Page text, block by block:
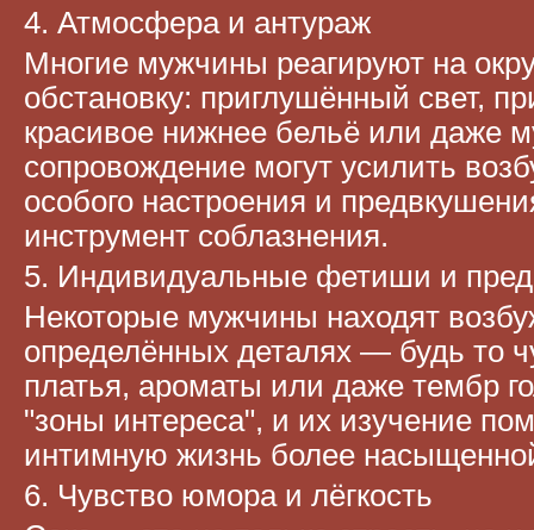
4. Атмосфера и антураж
Многие мужчины реагируют на
обстановку: приглушённый свет,
красивое нижнее бельё или даже
сопровождение могут усилить
особого настроения и
инструмент соблазнения.
5. Индивидуальные фетиши и
Некоторые мужчины находят
определённых деталях — будь то
платья, ароматы или даже тембр
"зоны интереса", и их изучение
интимную жизнь более
6. Чувство юмора и лёгкость